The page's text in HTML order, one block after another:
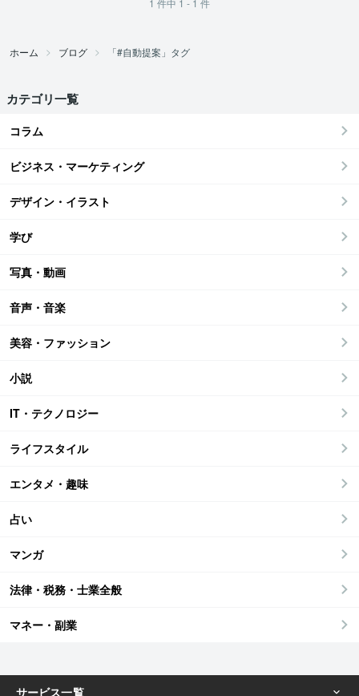
1 件中 1 - 1 件
ホーム ブログ 「#自動提案」タグ
カテゴリ一覧
コラム
ビジネス・マーケティング
デザイン・イラスト
学び
写真・動画
音声・音楽
美容・ファッション
小説
IT・テクノロジー
ライフスタイル
エンタメ・趣味
占い
マンガ
法律・税務・士業全般
マネー・副業